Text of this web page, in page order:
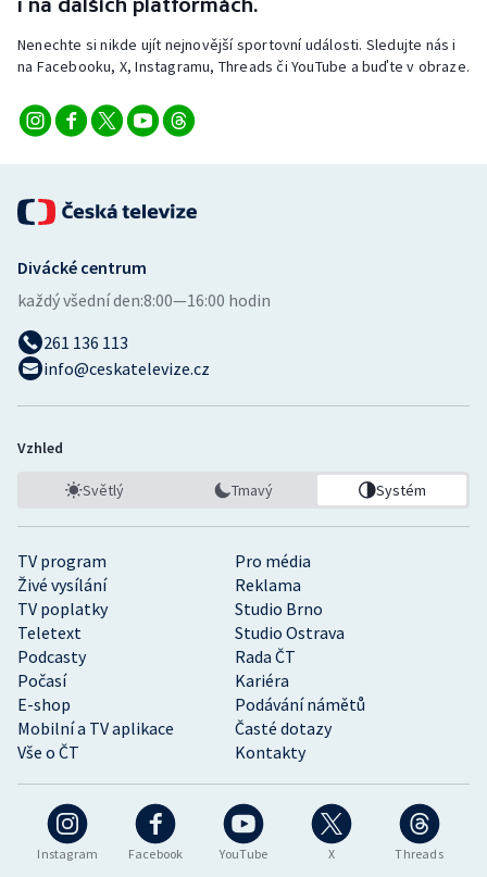
Vodní slalom
Volejbal
i na dalších platformách.
Nenechte si nikde ujít nejnovější sportovní události. Sledujte nás i
na Facebooku, X, Instagramu, Threads či YouTube a buďte v obraze.
Instagram Facebook YouTube X Threads
TV program
Pro média
Živé vysílání
Reklama
TV poplatky
Studio Brno
Teletext
Studio Ostrava
Podcasty
Rada ČT
Počasí
Kariéra
E-shop
Podávání námětů
Mobilní a TV aplikace
Časté dotazy
Vše o ČT
Kontakty
Divácké centrum
každý všední den:8:00—16:00 hodin
261 136 113
info@ceskatelevize.cz
Vzhled
Světlý Tmavý Systém